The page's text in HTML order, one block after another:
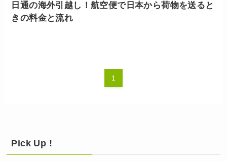
日通の海外引越し！航空便で日本から荷物を送ると
きの料金と流れ
1
Pick Up !